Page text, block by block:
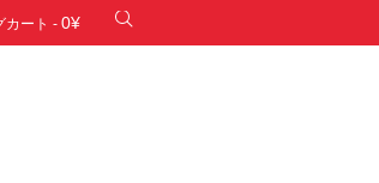
カート - 0¥